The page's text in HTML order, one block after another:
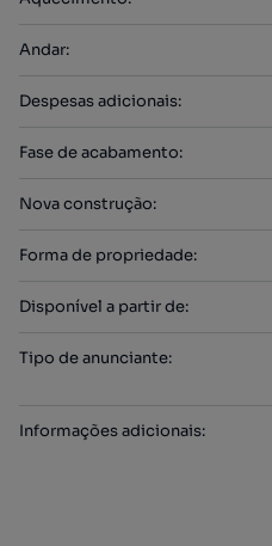
Andar:
Despesas adicionais:
Fase de acabamento:
Nova construção:
Forma de propriedade:
Disponível a partir de:
Tipo de anunciante:
Informações adicionais: